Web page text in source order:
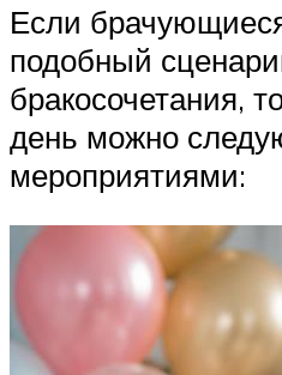
Если
подобный
бракосочетания,
день можно
мероприятиями: